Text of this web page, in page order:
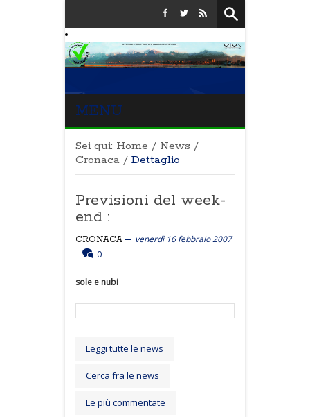
MENU
Sei qui: Home / News /
Cronaca / Dettaglio
Previsioni del week-
end :
CRONACA
venerdì 16 febbraio 2007
0
sole e nubi
Leggi tutte le news
Cerca fra le news
Le più commentate